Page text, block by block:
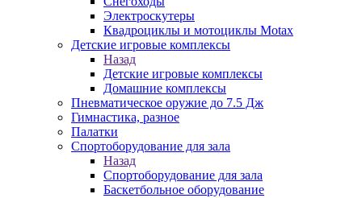
Электроскутеры
Квадроциклы и мотоциклы Motax
Детские игровые комплексы
Назад
Детские игровые комплексы
Домашние комплексы
Пневматическое оружие до 7.5 Дж
Гимнастика, разное
Палатки
Спортоборудование для зала
Назад
Спортоборудование для зала
Баскетбольное оборудование